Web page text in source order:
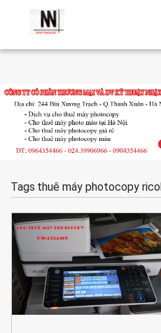
Tags thuê máy photocopy